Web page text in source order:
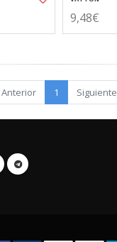
9,48€
Anterior 1 Siguiente